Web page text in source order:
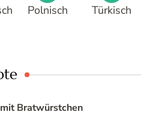
Polnisch Türkisch
Bratwürstchen